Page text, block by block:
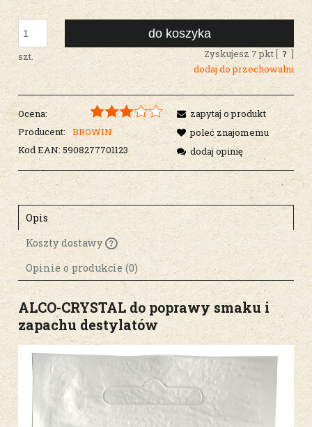
szt.
do koszyka
Zyskujesz7pkt [ ? ]
dodaj do przechowalni
Ocena:
Producent:
BROWIN
Kod EAN: 5908277701123
zapytaj o produkt
poleć znajomemu
dodaj opinię
Opis
Koszty dostawy
Cena nie zawiera ewentualnych kosztów
płatności
Opinie o produkcie (0)
ALCO-CRYSTAL do poprawy smaku i
zapachu destylatów